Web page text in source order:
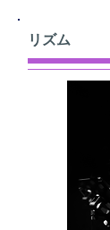
リズム